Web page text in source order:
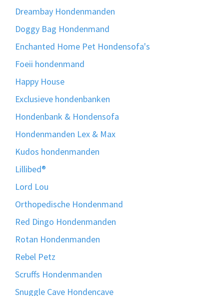
Dreambay Hondenmanden
Doggy Bag Hondenmand
Enchanted Home Pet Hondensofa's
Foeii hondenmand
Happy House
Exclusieve hondenbanken
Hondenbank & Hondensofa
Hondenmanden Lex & Max
Kudos hondenmanden
Lillibed®
Lord Lou
Orthopedische Hondenmand
Red Dingo Hondenmanden
Rotan Hondenmanden
Rebel Petz
Scruffs Hondenmanden
Snuggle Cave Hondencave